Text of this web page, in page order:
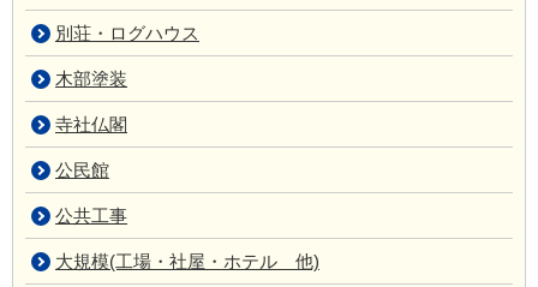
別荘・ログハウス
木部塗装
寺社仏閣
公民館
公共工事
大規模(工場・社屋・ホテル 他)